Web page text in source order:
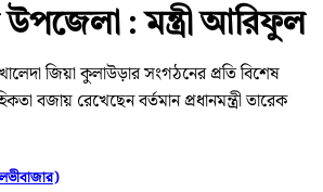
: মন্ত্রী আরিফুল
খালেদা জিয়া কুলাউড়ার সংগঠনের প্রতি বিশেষ
বজায় রেখেছেন বর্তমান প্রধানমন্ত্রী তারেক